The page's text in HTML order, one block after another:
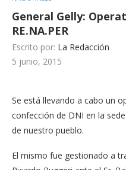
General Gelly:
RE.NA.PER
Escrito por: La Redacción
5 junio, 2015
Se está llevando a cabo un
confección de DNI en la
de nuestro pueblo.
El mismo fue gestionado a